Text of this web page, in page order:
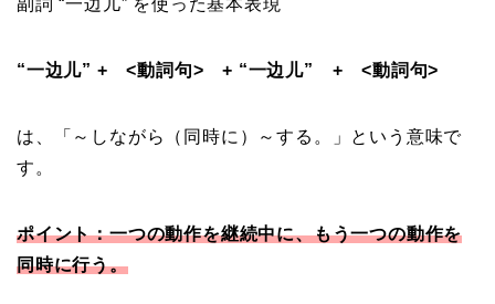
副詞 “一边儿” を使った基本表現
“一边儿” + <動詞句> + “一边儿” + <動詞句>
は、「～しながら（同時に）～する。」という意味で
す。
ポイント：一つの動作を継続中に、もう一つの動作を
同時に行う。